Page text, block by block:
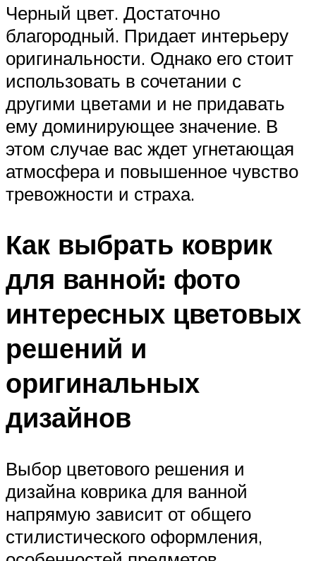
Черный цвет. Достаточно
благородный. Придает интерьеру
оригинальности. Однако его стоит
использовать в сочетании с
другими цветами и не придавать
ему доминирующее значение. В
этом случае вас ждет угнетающая
атмосфера и повышенное чувство
тревожности и страха.
Как выбрать коврик
для ванной: фото
интересных цветовых
решений и
оригинальных
дизайнов
Выбор цветового решения и
дизайна коврика для ванной
напрямую зависит от общего
стилистического оформления,